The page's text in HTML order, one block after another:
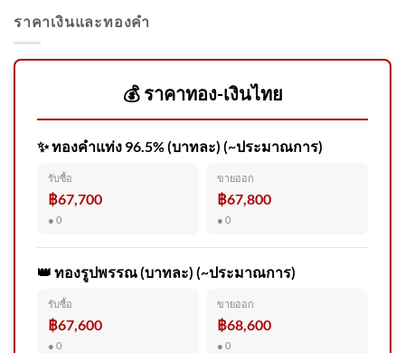
ปภ. ห่วงใยประชาชน วันที่ 6-9
สิงหาคม 2569 ปภ.แจ้งเตือน 49
กรมอุทยานแห่งชาติ สัตว์ป่า
และพันธุ์พืช​ ชี้แจงข้อเท็จจริง
ราคาเงินและทองคำ
💰 ราคาทอง-เงินไทย
✨ ทองคำแท่ง 96.5% (บาทละ) (~ประมาณการ)
รับซื้อ
฿67,700
● 0
ขายออก
฿67,800
● 0
👑 ทองรูปพรรณ (บาทละ) (~ประมาณการ)
รับซื้อ
฿67,600
● 0
ขายออก
฿68,600
● 0